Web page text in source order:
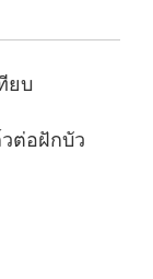
ยบ
ต่อฝักบัว